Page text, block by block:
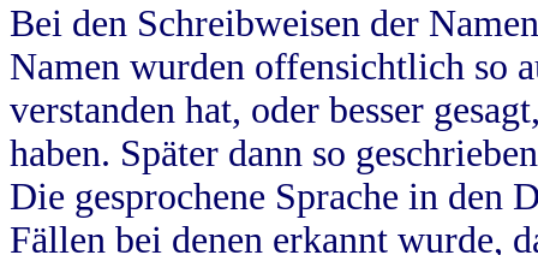
Bei den Schreibweisen der
Namen wurden offensichtlich so
verstanden hat, oder besser
haben. Später dann so
Die gesprochene Sprache in
Fällen bei denen erkannt wurde,